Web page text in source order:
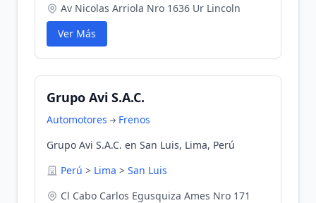
Av Nicolas Arriola Nro 1636 Ur Lincoln
Ver Más
Grupo Avi S.A.C.
Automotores
Frenos
Grupo Avi S.A.C. en San Luis, Lima, Perú
Perú > Lima > San Luis
Cl Cabo Carlos Egusquiza Ames Nro 171